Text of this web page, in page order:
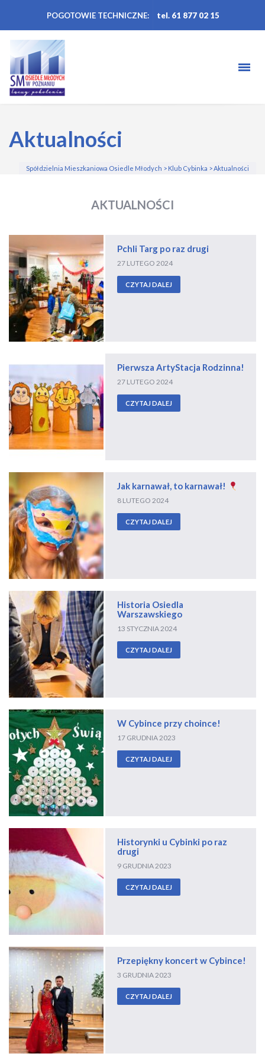
POGOTOWIE TECHNICZNE: tel. 61 877 02 15
Aktualności
Spółdzielnia Mieszkaniowa Osiedle Młodych > Klub Cybinka >Aktualności
AKTUALNOŚCI
Pchli Targ po raz drugi
27 LUTEGO 2024
CZYTAJ DALEJ
Pierwsza ArtyStacja Rodzinna!
27 LUTEGO 2024
CZYTAJ DALEJ
Jak karnawał, to karnawał!
8 LUTEGO 2024
CZYTAJ DALEJ
Historia Osiedla
Warszawskiego
13 STYCZNIA 2024
CZYTAJ DALEJ
W Cybince przy choince!
17 GRUDNIA 2023
CZYTAJ DALEJ
Historynki u Cybinki po raz
drugi
9 GRUDNIA 2023
CZYTAJ DALEJ
Przepiękny koncert w Cybince!
3 GRUDNIA 2023
CZYTAJ DALEJ